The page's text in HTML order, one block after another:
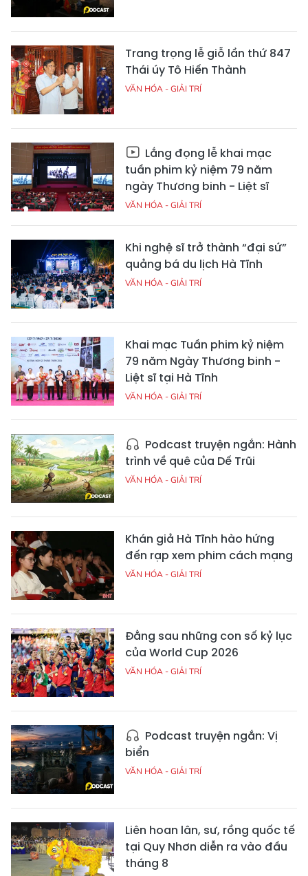
Trang trọng lễ giỗ lần thứ 847
Thái úy Tô Hiến Thành
VĂN HÓA - GIẢI TRÍ
Lắng đọng lễ khai mạc
tuần phim kỷ niệm 79 năm
ngày Thương binh - Liệt sĩ
VĂN HÓA - GIẢI TRÍ
Khi nghệ sĩ trở thành “đại sứ”
quảng bá du lịch Hà Tĩnh
VĂN HÓA - GIẢI TRÍ
Khai mạc Tuần phim kỷ niệm
79 năm Ngày Thương binh -
Liệt sĩ tại Hà Tĩnh
VĂN HÓA - GIẢI TRÍ
Podcast truyện ngắn: Hành
trình về quê của Dế Trũi
VĂN HÓA - GIẢI TRÍ
Khán giả Hà Tĩnh hào hứng
đến rạp xem phim cách mạng
VĂN HÓA - GIẢI TRÍ
Đằng sau những con số kỷ lục
của World Cup 2026
VĂN HÓA - GIẢI TRÍ
Podcast truyện ngắn: Vị
biển
VĂN HÓA - GIẢI TRÍ
Liên hoan lân, sư, rồng quốc tế
tại Quy Nhơn diễn ra vào đầu
tháng 8